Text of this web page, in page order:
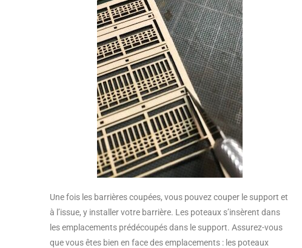
Une fois les barrières coupées, vous pouvez couper le support et
à l’issue, y installer votre barrière. Les poteaux s’insèrent dans
les emplacements prédécoupés dans le support. Assurez-vous
que vous êtes bien en face des emplacements : les poteaux